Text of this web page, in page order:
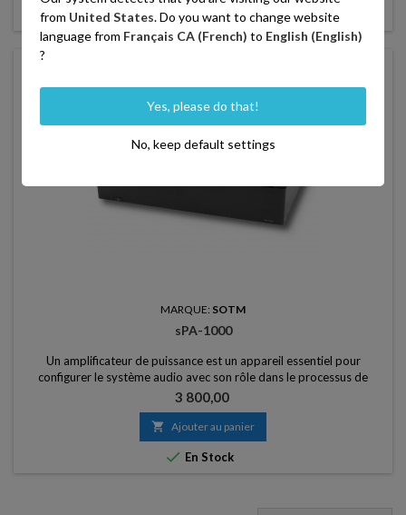
Derniers articles en stock
MARQUE: SOTM
sPA-1000
Un amplificateur de puissance est un appareil essentiel pour
configurer le système audio avec son rôle dans le processus de
fonctionnement des haut-parleurs. Depuis le début de l'utilisation du
tube à vide jusqu'à la création de l'amplificateur de classe D
aujourd'hui appelé amplificateur numérique, la technologie
d'amplification de l'amplificateur a...
Prix
3 800,00
 Ajouter au panier
 En Stock
from United States. Do you want to change website
language from Français CA (French) to English (English)
?
Yes, please do that!
No, keep default settings